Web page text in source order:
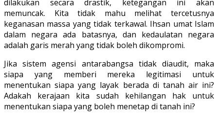
dilakukan secara drastik, ketegangan ini akan
memuncak. Kita tidak mahu melihat tercetusnya
keganasan massa yang tidak terkawal. Ihsan umat Islam
dalam negara ada batasnya, dan kedaulatan negara
adalah garis merah yang tidak boleh dikompromi.
Jika sistem agensi antarabangsa tidak diaudit, maka
siapa yang memberi mereka legitimasi untuk
menentukan siapa yang layak berada di tanah air ini?
Adakah kerajaan kita sudah kehilangan hak untuk
menentukan siapa yang boleh menetap di tanah ini?